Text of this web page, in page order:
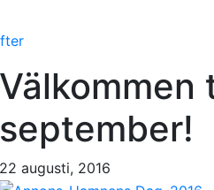
Välkommen
september!
22 augusti, 2016